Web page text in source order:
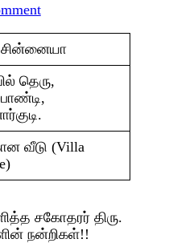
(Villa)
கோவில்
தெரு,
சோழபாண்டி,
சின்னையா
தெரு,
வீடு (Villa
சகோதரர் திரு.
நன்றிகள்!!